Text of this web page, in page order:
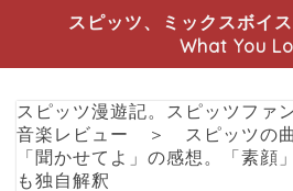
スピッツ、ミックスボ
What You
スピッツ漫遊記。スピッツファ
音楽レビュー
＞ スピッツの曲
「聞かせてよ」の感想。「素顔
も独自解釈